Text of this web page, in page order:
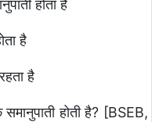
होता है
है
है
होती है? [BSEB,